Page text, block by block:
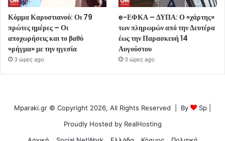
Κόμμα Καρυστιανού: Οι 79
πρώτες ημέρες – Οι
αποχωρήσεις και το βαθύ
«ρήγμα» με την ηγεσία
3 ώρες ago
e-ΕΦΚΑ – ΔΥΠΑ: Ο «χάρτης»
των πληρωμών από την Δευτέρα
έως την Παρασκευή 14
Αυγούστου
3 ώρες ago
Mparaki.gr © Copyright 2026, All Rights Reserved | By Sp
Proudly Hosted by RealHosting